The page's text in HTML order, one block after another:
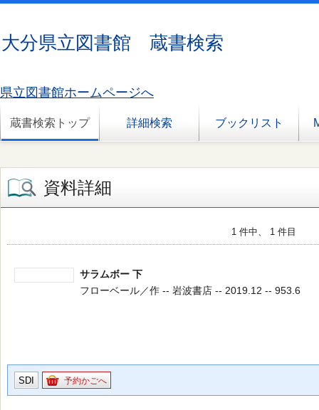
大分県立図書館 蔵書検索
県立図書館ホームページへ
蔵書検索トップ 詳細検索 ブックリスト
資料詳細
1 件中、 1 件目
サラムボー 下
フローベール／作 -- 岩波書店 -- 2019.12 -- 953.6
SDI 予約かごへ